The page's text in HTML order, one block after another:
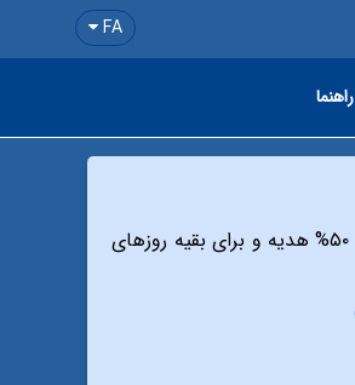
FA
راهنما
۵۰% هدیه و برای بقیه روزهای